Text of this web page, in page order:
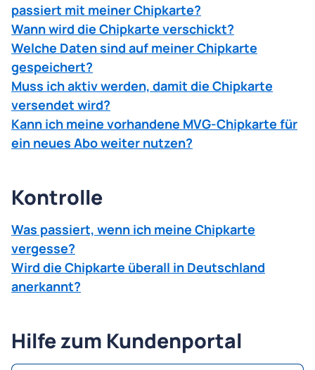
passiert mit meiner Chipkarte?
Wann wird die Chipkarte verschickt?
Welche Daten sind auf meiner Chipkarte
gespeichert?
Muss ich aktiv werden, damit die Chipkarte
versendet wird?
Kann ich meine vorhandene MVG-Chipkarte für
ein neues Abo weiter nutzen?
Kontrolle
Was passiert, wenn ich meine Chipkarte
vergesse?
Wird die Chipkarte überall in Deutschland
anerkannt?
Hilfe zum Kundenportal